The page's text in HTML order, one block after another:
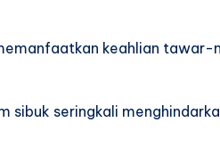
keahlian tawar-
sibuk seringkali